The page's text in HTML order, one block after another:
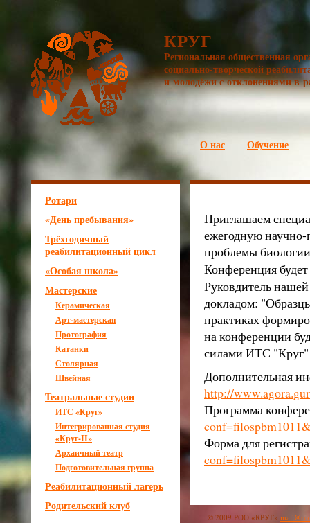
КРУГ
Региональная общественная
социально-творческой
и молодёжи с отклонениями в
О нас Обучение
Ротари
«День пребывания»
Трёхгодичный
реабилитационный цикл
«Особая школа»
Мастерские
Керамическая
Арт-мастерская
Протография
Катанки
Столярная
Швейная
Театральные студии
ИТС «Круг»
Интегрированная студия
«Круг-II»
Архаичный театр
Подготовительная группа
Реабилитационный лагерь
Родительский клуб
Приглашаем
ежегодную
проблемы
Конференция
Руковдитель
докладом:
практиках
на конференции
силами ИТС
Дополнительная
http://
Программа
Форма для
© 2009 РОО «КРУГ»